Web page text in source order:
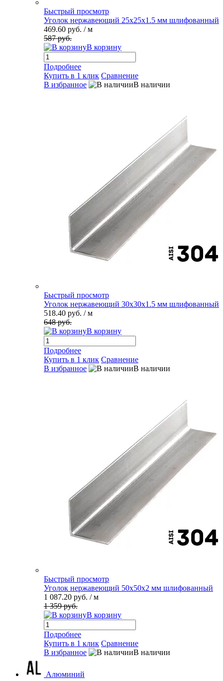
Быстрый просмотр
Уголок нержавеющий 25х25х1.5 мм шлифованный
469.60 руб. / м
587 руб.
В корзину
Подробнее
Купить в 1 клик Сравнение
В избранное
В наличии
Быстрый просмотр
Уголок нержавеющий 30х30х1.5 мм шлифованный
518.40 руб. / м
648 руб.
В корзину
Подробнее
Купить в 1 клик Сравнение
В избранное
В наличии
Быстрый просмотр
Уголок нержавеющий 50х50х2 мм шлифованный
1 087.20 руб. / м
1 359 руб.
В корзину
Подробнее
Купить в 1 клик Сравнение
В избранное
В наличии
Алюминий